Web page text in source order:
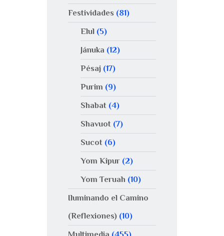
Festividades (81)
Elul(5)
Jánuka (12)
Pésaj(17)
Purim (9)
Shabat(4)
Shavuot(7)
Sucot(6)
Yom Kipur(2)
Yom Teruah (10)
Iluminando el Camino
(Reflexiones) (10)